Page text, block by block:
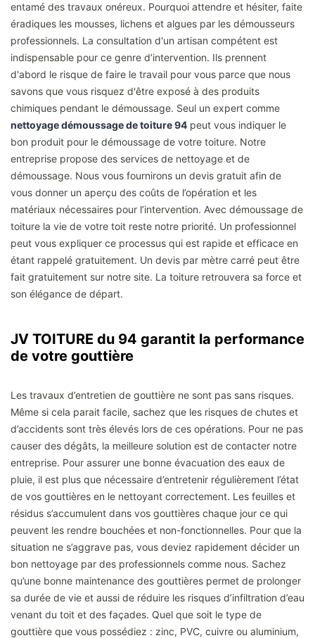
entamé des travaux onéreux. Pourquoi attendre et hésiter, faite
éradiques les mousses, lichens et algues par les démousseurs
professionnels. La consultation d'un artisan compétent est
indispensable pour ce genre d’intervention. Ils prennent
d'abord le risque de faire le travail pour vous parce que nous
savons que vous risquez d'être exposé à des produits
chimiques pendant le démoussage. Seul un expert comme
nettoyage démoussage de toiture 94 peut vous indiquer le
bon produit pour le démoussage de votre toiture. Notre
entreprise propose des services de nettoyage et de
démoussage. Nous vous fournirons un devis gratuit afin de
vous donner un aperçu des coûts de l’opération et les
matériaux nécessaires pour l’intervention. Avec démoussage de
toiture la vie de votre toit reste notre priorité. Un professionnel
peut vous expliquer ce processus qui est rapide et efficace en
étant rappelé gratuitement. Un devis par mètre carré peut être
fait gratuitement sur notre site. La toiture retrouvera sa force et
son élégance de départ.
JV TOITURE du 94 garantit la performance
de votre gouttière
Les travaux d’entretien de gouttière ne sont pas sans risques.
Même si cela parait facile, sachez que les risques de chutes et
d’accidents sont très élevés lors de ces opérations. Pour ne pas
causer des dégâts, la meilleure solution est de contacter notre
entreprise. Pour assurer une bonne évacuation des eaux de
pluie, il est plus que nécessaire d’entretenir régulièrement l’état
de vos gouttières en le nettoyant correctement. Les feuilles et
résidus s’accumulent dans vos gouttières chaque jour ce qui
peuvent les rendre bouchées et non-fonctionnelles. Pour que la
situation ne s’aggrave pas, vous deviez rapidement décider un
bon nettoyage par des professionnels comme nous. Sachez
qu’une bonne maintenance des gouttières permet de prolonger
sa durée de vie et aussi de réduire les risques d’infiltration d’eau
venant du toit et des façades. Quel que soit le type de
gouttière que vous possédiez : zinc, PVC, cuivre ou aluminium,